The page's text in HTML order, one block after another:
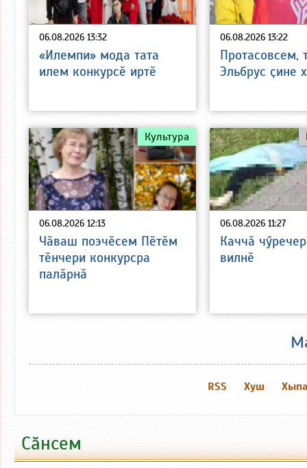
06.08.2026 13:32
«Илемпи» мода тата
илем конкурсӗ иртӗ
06.08.2026 13:22
Протасовсем,
Эльбрус ҫине
06.08.2026 12:13
Культура
Чӑваш поэчӗсем Пӗтӗм
тӗнчери конкурсра
палӑрнӑ
06.08.2026 11:27
Каччӑ
вилнӗ
Хуш
RSS
Сӑнсем